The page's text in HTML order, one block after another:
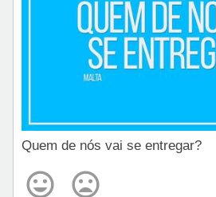
Quem de nós vai se entregar?